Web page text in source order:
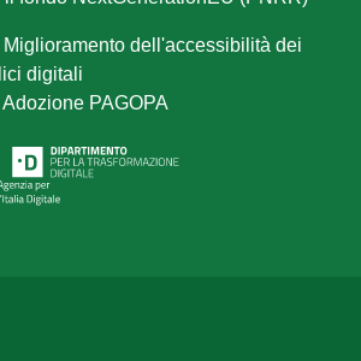
Miglioramento dell'accessibilità dei
digitali
PAGOPA